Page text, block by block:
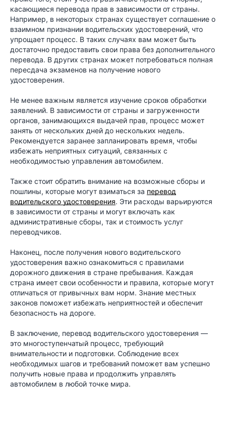
касающиеся перевода прав в зависимости от страны.
Например, в некоторых странах существует соглашение о
взаимном признании водительских удостоверений, что
упрощает процесс. В таких случаях вам может быть
достаточно предоставить свои права без дополнительного
перевода. В других странах может потребоваться полная
пересдача экзаменов на получение нового
удостоверения.
Не менее важным является изучение сроков обработки
заявлений. В зависимости от страны и загруженности
органов, занимающихся выдачей прав, процесс может
занять от нескольких дней до нескольких недель.
Рекомендуется заранее запланировать время, чтобы
избежать неприятных ситуаций, связанных с
необходимостью управления автомобилем.
Также стоит обратить внимание на возможные сборы и
пошлины, которые могут взиматься за перевод
водительского удостоверения. Эти расходы варьируются
в зависимости от страны и могут включать как
административные сборы, так и стоимость услуг
переводчиков.
Наконец, после получения нового водительского
удостоверения важно ознакомиться с правилами
дорожного движения в стране пребывания. Каждая
страна имеет свои особенности и правила, которые могут
отличаться от привычных вам норм. Знание местных
законов поможет избежать неприятностей и обеспечит
безопасность на дороге.
В заключение, перевод водительского удостоверения —
это многоступенчатый процесс, требующий
внимательности и подготовки. Соблюдение всех
необходимых шагов и требований поможет вам успешно
получить новые права и продолжить управлять
автомобилем в любой точке мира.